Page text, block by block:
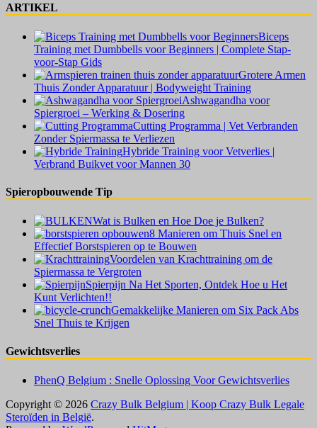
ARTIKEL
Biceps
Training met Dumbbells voor Beginners | Complete Stap-
voor-Stap Gids
Grotere Armen
Thuis Zonder Apparatuur | Bodyweight Training
Ashwagandha voor
Spiergroei – Werking & Dosering
Cutting Programma | Vet Verbranden
Zonder Spiermassa te Verliezen
Hybride Training voor Vetverlies |
Verbrand Buikvet voor Mannen 30
Spieropbouwende Tip
Wat is Bulken en Hoe Doe je Bulken?
8 Manieren om Thuis Snel en
Effectief Borstspieren op te Bouwen
Voordelen van Krachttraining om de
Spiermassa te Vergroten
Spierpijn Na Het Sporten, Ontdek Hoe u Het
Kunt Verlichten!!
Gemakkelijke Manieren om Six Pack Abs
Snel Thuis te Krijgen
Gewichtsverlies
PhenQ Belgium : Snelle Oplossing Voor Gewichtsverlies
Copyright © 2026 Crazy Bulk Belgium | Koop Crazy Bulk Legale
Steroïden in België.